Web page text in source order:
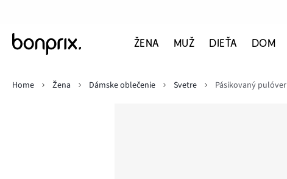
ŽENA MUŽ DIEŤA DOM
Home
Žena Dámske oblečenie Svetre Pásikovaný pulóver